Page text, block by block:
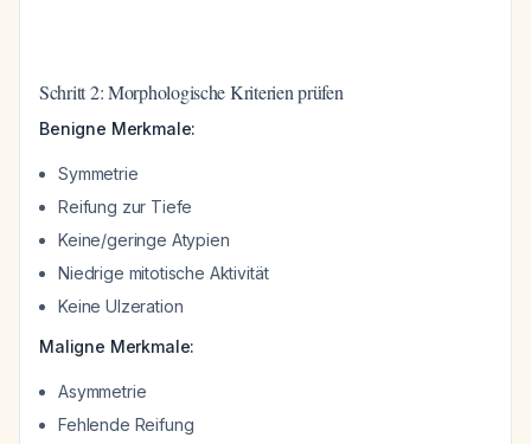
Schritt 2: Morphologische Kriterien prüfen
Benigne Merkmale:
Symmetrie
Reifung zur Tiefe
Keine/geringe Atypien
Niedrige mitotische Aktivität
Keine Ulzeration
Maligne Merkmale:
Asymmetrie
Fehlende Reifung